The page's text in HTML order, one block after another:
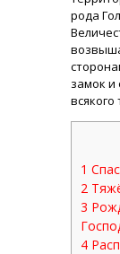
рода
замок и
1
2
3
4